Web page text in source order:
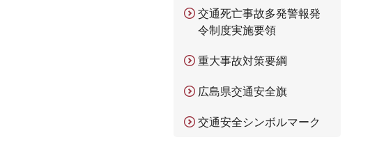
交通死亡事故多発警報発
令制度実施要領
重大事故対策要綱
広島県交通安全旗
交通安全シンボルマーク